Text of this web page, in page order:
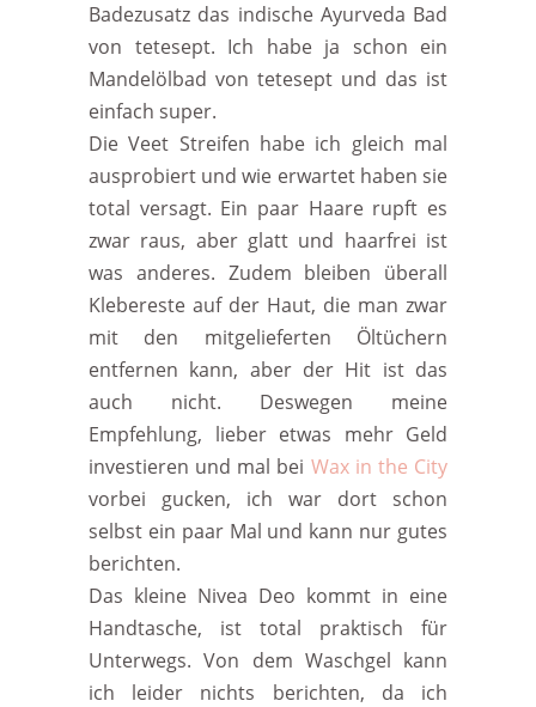
Badezusatz das indische Ayurveda Bad
von tetesept. Ich habe ja schon ein
Mandelölbad von tetesept und das ist
einfach super.
Die Veet Streifen habe ich gleich mal
ausprobiert und wie erwartet haben sie
total versagt. Ein paar Haare rupft es
zwar raus, aber glatt und haarfrei ist
was anderes. Zudem bleiben überall
Klebereste auf der Haut, die man zwar
mit den mitgelieferten Öltüchern
entfernen kann, aber der Hit ist das
auch nicht. Deswegen meine
Empfehlung, lieber etwas mehr Geld
investieren und mal bei Wax in the City
vorbei gucken, ich war dort schon
selbst ein paar Mal und kann nur gutes
berichten.
Das kleine Nivea Deo kommt in eine
Handtasche, ist total praktisch für
Unterwegs. Von dem Waschgel kann
ich leider nichts berichten, da ich